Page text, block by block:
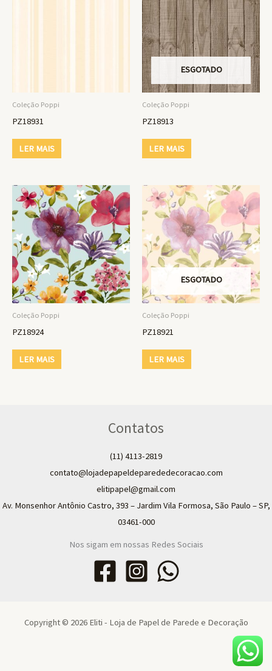
Coleção Poppi
PZ18931
LER MAIS
ESGOTADO
Coleção Poppi
PZ18913
LER MAIS
Coleção Poppi
PZ18924
LER MAIS
ESGOTADO
Coleção Poppi
PZ18921
LER MAIS
Contatos
(11) 4113-2819
contato@lojadepapeldeparededecoracao.com
elitipapel@gmail.com​
Av. Monsenhor Antônio Castro, 393 – Jardim Vila Formosa, São Paulo – SP,
03461-000
Nos sigam em nossas Redes Sociais
Copyright © 2026 Eliti - Loja de Papel de Parede e Decoração